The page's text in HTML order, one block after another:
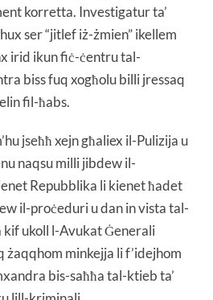
korretta. Investigatur ta’
ser “jitlef iż-żmien” ikellem
irid ikun fiċ-ċentru tal-
biss fuq xogħolu billi jressaq
fil-ħabs.
jseħħ xejn għaliex il-Pulizija u
naqsu milli jibdew il-
Repubblika li kienet ħadet
il-proċeduri u dan in vista tal-
ukoll l-Avukat Ġenerali
żaqqhom minkejja li f’idejhom
bis-saħħa tal-ktieb ta’